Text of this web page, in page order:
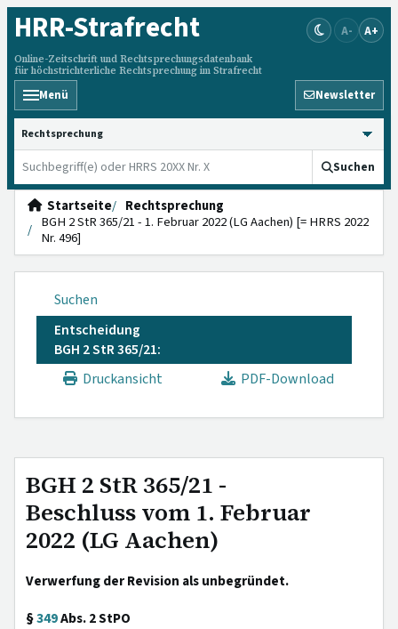
HRR-Strafrecht
Online-Zeitschrift und Rechtsprechungsdatenbank
für höchstrichterliche Rechtsprechung im Strafrecht
A- A+
Menü Newsletter
HRRS durchsuchen
Suchen
Startseite
Rechtsprechung
BGH 2 StR 365/21 - 1. Februar 2022 (LG Aachen) [= HRRS 2022
Nr. 496]
Suchen
Entscheidung
BGH 2 StR 365/21:
Druckansicht
PDF-Download
BGH 2 StR 365/21 -
Beschluss vom 1. Februar
2022 (LG Aachen)
Verwerfung der Revision als unbegründet.
§349Abs. 2 StPO